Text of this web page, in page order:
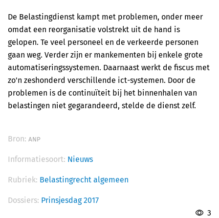
De Belastingdienst kampt met problemen, onder meer
omdat een reorganisatie volstrekt uit de hand is
gelopen. Te veel personeel en de verkeerde personen
gaan weg. Verder zijn er mankementen bij enkele grote
automatiseringssystemen. Daarnaast werkt de fiscus met
zo'n zeshonderd verschillende ict-systemen. Door de
problemen is de continuïteit bij het binnenhalen van
belastingen niet gegarandeerd, stelde de dienst zelf.
Bron: ANP
Informatiesoort: Nieuws
Rubriek: Belastingrecht algemeen
Dossiers: Prinsjesdag 2017
3